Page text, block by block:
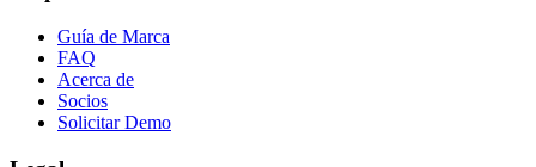
Guía de Marca
FAQ
Acerca de
Socios
Solicitar Demo